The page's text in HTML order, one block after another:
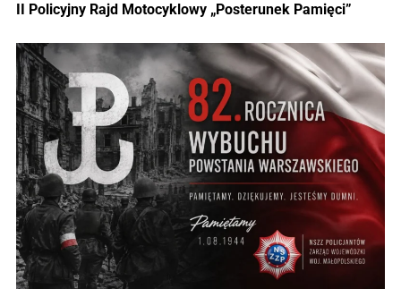
II Policyjny Rajd Motocyklowy „Posterunek Pamięci”